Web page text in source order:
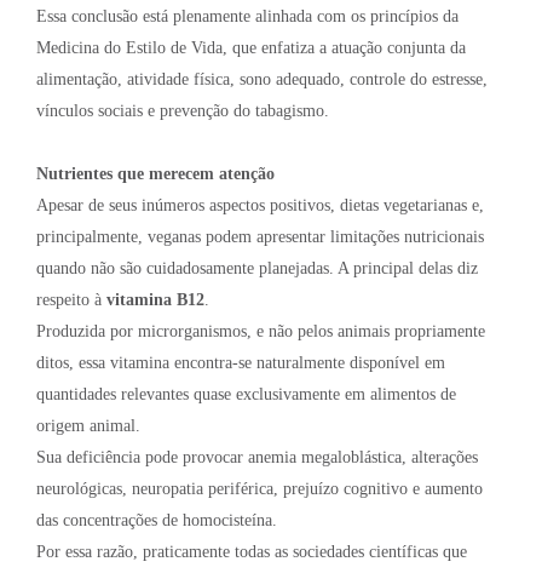
Essa conclusão está plenamente alinhada com os princípios da
Medicina do Estilo de Vida, que enfatiza a atuação conjunta da
alimentação, atividade física, sono adequado, controle do estresse,
vínculos sociais e prevenção do tabagismo.
Nutrientes que merecem atenção
Apesar de seus inúmeros aspectos positivos, dietas vegetarianas e,
principalmente, veganas podem apresentar limitações nutricionais
quando não são cuidadosamente planejadas. A principal delas diz
respeito à vitamina B12.
Produzida por microrganismos, e não pelos animais propriamente
ditos, essa vitamina encontra-se naturalmente disponível em
quantidades relevantes quase exclusivamente em alimentos de
origem animal.
Sua deficiência pode provocar anemia megaloblástica, alterações
neurológicas, neuropatia periférica, prejuízo cognitivo e aumento
das concentrações de homocisteína.
Por essa razão, praticamente todas as sociedades científicas que